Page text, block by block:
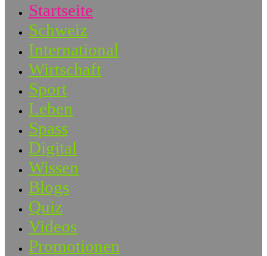
Startseite
Schweiz
International
Wirtschaft
Sport
Leben
Spass
Digital
Wissen
Blogs
Quiz
Videos
Promotionen